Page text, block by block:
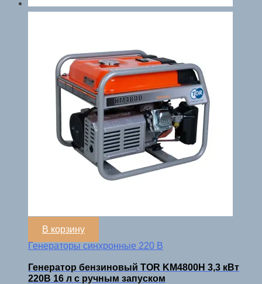
В корзину
Генераторы синхронные 220 В
Генератор бензиновый TOR KM4800H 3,3 кВт
220В 16 л с ручным запуском